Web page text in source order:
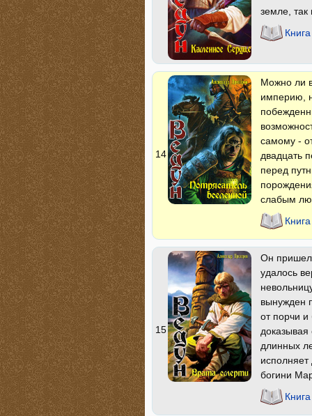
земле, так
14
Можно ли
империю,
самому -
двадцать
перед
слабым
15
Он пришел
удалось
вынужден
от порчи
длинных
исполняет
богини